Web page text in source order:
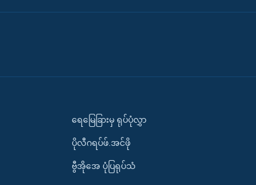
ရေမြေခြားမှ ရုပ်ပုံလွှာ
ပိုလီဂရပ်ဖ်.အင်ဖို
ဗွီအိုအေ ပုံပြရုပ်သံ